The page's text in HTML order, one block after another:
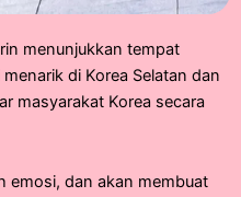
menunjukkan tempat
di Korea Selatan dan
masyarakat Korea secara
emosi, dan akan membuat